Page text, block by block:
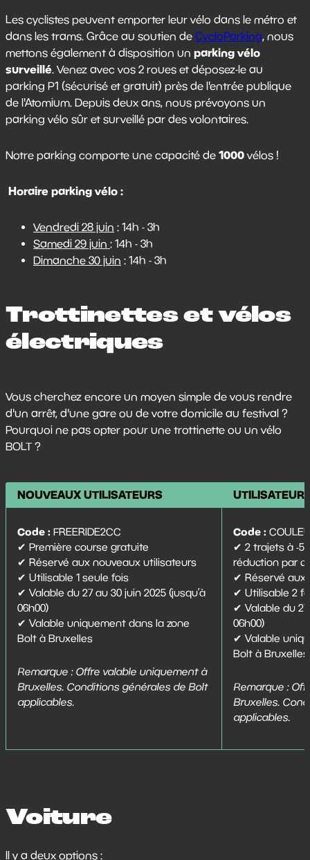
Les cyclistes peuvent emporter leur vélo dans le métro et
dans les trams. Grâce au soutien de CycloParking, nous
mettons également à disposition un parking vélo
surveillé. Venez avec vos 2 roues et déposez-le au
parking P1 (sécurisé et gratuit) près de l'entrée publique
de l'Atomium. Depuis deux ans, nous prévoyons un
parking vélo sûr et surveillé par des volontaires.
Notre parking comporte une capacité de 1000vélos !
Horaire parking vélo :
Vendredi 28 juin : 14h - 3h
Samedi 29 juin : 14h - 3h
Dimanche 30 juin : 14h - 3h
Trottinettes et vélos
électriques
Vous cherchez encore un moyen simple de vous rendre
d'un arrêt, d'une gare ou de votre domicile au festival ?
Pourquoi ne pas opter pour une trottinette ou un vélo
BOLT ?
NOUVEAUX UTILISATEURS
Code : FREERIDE2CC
✔ Première course gratuite
✔ Réservé aux nouveaux utilisateurs
✔ Utilisable 1 seule fois
✔ Valable du 27 au 30 juin 2025 (jusqu’à
06h00)
✔ Valable uniquement dans la zone
Bolt à Bruxelles
Remarque : Offre valable uniquement à
Bruxelles. Conditions générales de Bolt
applicables.
Code :
✔ 2 trajets à -
réduction par
✔ Réservé aux
✔ Utilisable 2
✔ Valable du 27
06h00)
✔ Valable
Bolt à Bruxelles
Remarque :
Bruxelles.
applicables.
Voiture
Il y a deux options :